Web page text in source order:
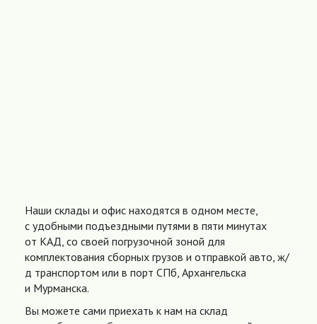
Наши склады и офис находятся в одном месте,
с удобными подъездными путями в пяти минутах
от КАД, со своей погрузочной зоной для
комплектования сборных грузов и отправкой авто, ж/
д транспортом или в порт СПб, Архангельска
и Мурманска.
Вы можете сами приехать к нам на склад